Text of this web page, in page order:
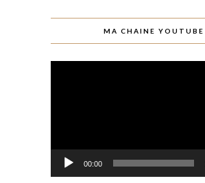
MA CHAINE YOUTUBE
00:00